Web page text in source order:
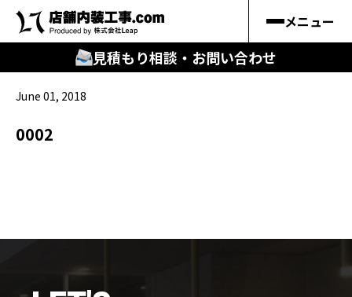
メニュー
見積もり相談・お問い合わせ
知る
June 01, 2018
0002